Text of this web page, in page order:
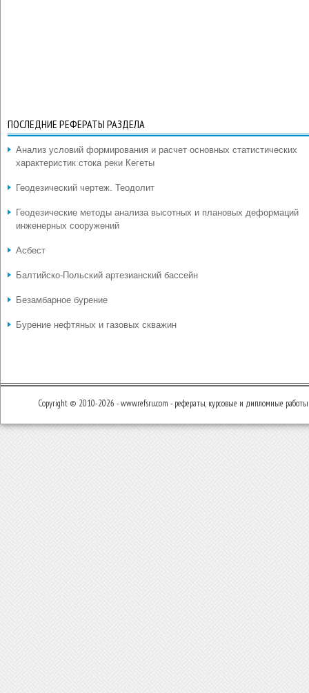
ПОСЛЕДНИЕ РЕФЕРАТЫ РАЗДЕЛА
Анализ условий формирования и расчет основных статистических
характеристик стока реки Кегеты
Геодезический чертеж. Теодолит
Геодезические методы анализа высотных и плановых деформаций
инженерных сооружений
Асбест
Балтийско-Польский артезианский бассейн
Безамбарное бурение
Бурение нефтяных и газовых скважин
Copyright © 2010-2026 - www.refsru.com - рефераты, курсовые и дипломные работы